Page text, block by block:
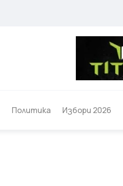
Политика Избори 2026